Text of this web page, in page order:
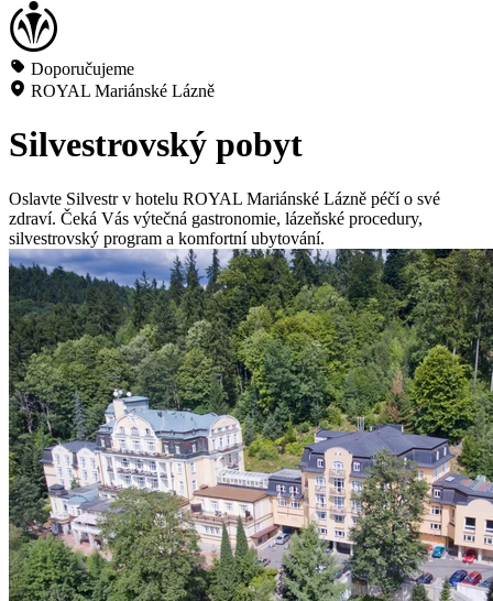
Doporučujeme
ROYAL Mariánské Lázně
Silvestrovský pobyt
Oslavte Silvestr v hotelu ROYAL Mariánské Lázně péčí o své
zdraví. Čeká Vás výtečná gastronomie, lázeňské procedury,
silvestrovský program a komfortní ubytování.